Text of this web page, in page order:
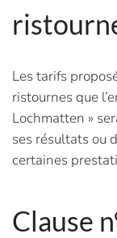
Les tarifs
ristournes que
Lochmatten »
ses résultats ou
certaines
Clause